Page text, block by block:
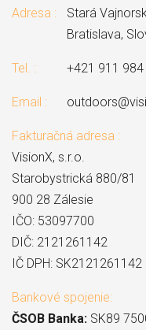
Adresa :
Stará
Bratislava,
Tel. : +421 911 984
Email :
Fakturačná adresa :
VisionX, s.r.o.
Starobystrická 880/81
900 28 Zálesie
IČO: 53097700
DIČ: 2121261142
IČ DPH: SK2121261142
Bankové spojenie:
ČSOB Banka: SK89